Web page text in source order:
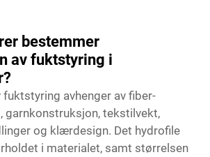
bestemmer
av fuktstyring i
avhenger av fiber-
garnkonstruksjon, tekstilvekt,
og klærdesign. Det hydrofile
i materialet, samt størrelsen